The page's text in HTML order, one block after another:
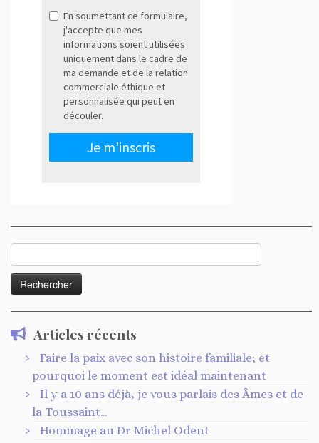
Articles récents
Faire la paix avec son histoire familiale; et
pourquoi le moment est idéal maintenant
Il y a 10 ans déjà, je vous parlais des Âmes et de
la Toussaint…
Hommage au Dr Michel Odent